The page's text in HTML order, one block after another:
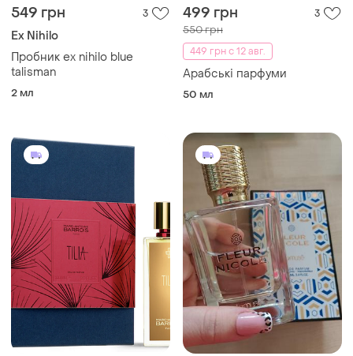
549 грн 3
Ex Nihilo
Пробник ex nihilo blue
talisman
2 мл
499 грн 3
550 грн
449 грн с 12 авг.
Арабські парфуми
50 мл